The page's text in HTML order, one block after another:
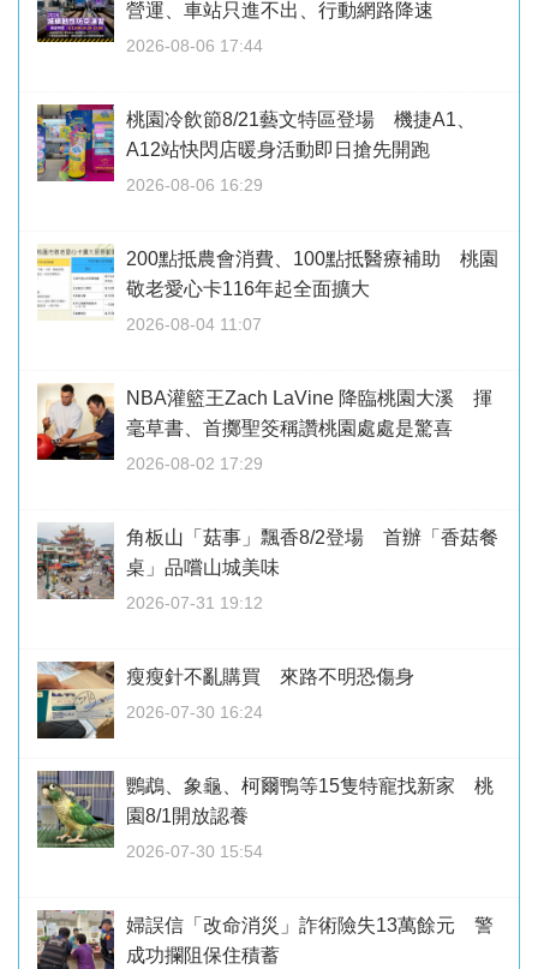
營運、車站只進不出、行動網路降速
2026-08-06 17:44
桃園冷飲節8/21藝文特區登場 機捷A1、
A12站快閃店暖身活動即日搶先開跑
2026-08-06 16:29
200點抵農會消費、100點抵醫療補助 桃園
敬老愛心卡116年起全面擴大
2026-08-04 11:07
NBA灌籃王Zach LaVine 降臨桃園大溪 揮
毫草書、首擲聖筊稱讚桃園處處是驚喜
2026-08-02 17:29
角板山「菇事」飄香8/2登場 首辦「香菇餐
桌」品嚐山城美味
2026-07-31 19:12
瘦瘦針不亂購買 來路不明恐傷身
2026-07-30 16:24
鸚鵡、象龜、柯爾鴨等15隻特寵找新家 桃
園8/1開放認養
2026-07-30 15:54
婦誤信「改命消災」詐術險失13萬餘元 警
成功攔阻保住積蓄